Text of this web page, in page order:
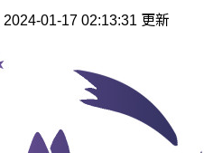
2024-01-17 02:13:31 更新